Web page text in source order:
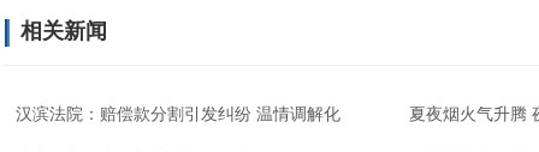
相关新闻
汉滨法院：赔偿款分割引发纠纷 温情调解化 夏夜烟火气升腾